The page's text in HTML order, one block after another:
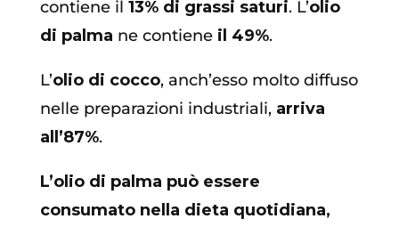
contiene il 13% di grassi saturi. L’olio
di palma ne contiene il 49%.
L’olio di cocco, anch’esso molto diffuso
nelle preparazioni industriali, arriva
all’87%.
L’olio di palma può essere
consumato nella dieta quotidiana,